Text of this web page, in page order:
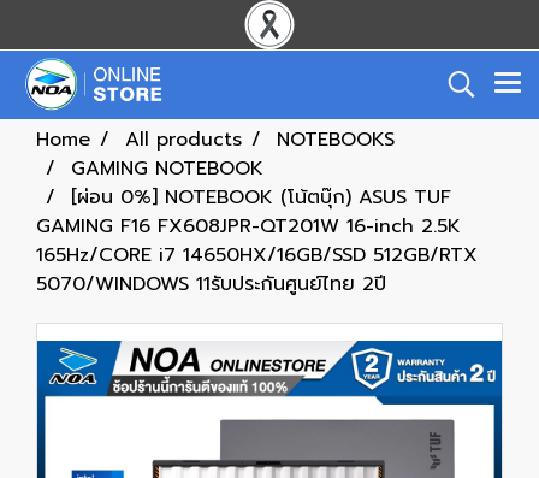
Home All products
NOTEBOOKS
GAMING NOTEBOOK
[ผ่อน 0%] NOTEBOOK (โน้ตบุ๊ก) ASUS TUF
GAMING F16 FX608JPR-QT201W 16-inch 2.5K
165Hz/CORE i7 14650HX/16GB/SSD 512GB/RTX
5070/WINDOWS 11รับประกันศูนย์ไทย 2ปี